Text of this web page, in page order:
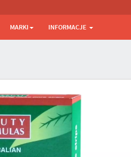
MARKI INFORMACJE